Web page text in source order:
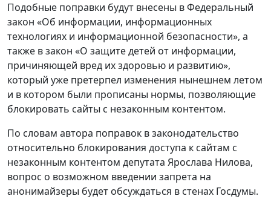
Подобные поправки будут внесены в Федеральный
закон «Об информации, информационных
технологиях и информационной безопасности», а
также в закон «О защите детей от информации,
причиняющей вред их здоровью и развитию»,
который уже претерпел изменения нынешнем летом
и в котором были прописаны нормы, позволяющие
блокировать сайты с незаконным контентом.
По словам автора поправок в законодательство
относительно блокирования доступа к сайтам с
незаконным контентом депутата Ярослава Нилова,
вопрос о возможном введении запрета на
анонимайзеры будет обсуждаться в стенах Госдумы.